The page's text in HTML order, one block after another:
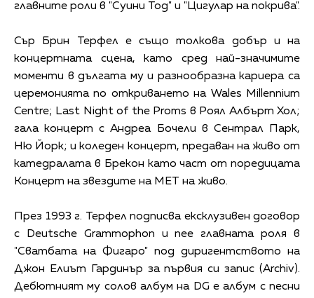
главните роли в "Суини Тод" и "Цигулар на покрива".
Сър Брин Терфел е също толкова добър и на
концертната сцена, като сред най-значимите
моменти в дългата му и разнообразна кариера са
церемонията по откриването на Wales Millennium
Centre; Last Night of the Proms в Роял Албърт Хол;
гала концерт с Андреа Бочели в Сентрал Парк,
Ню Йорк; и коледен концерт, предаван на живо от
катедралата в Брекон като част от поредицата
Концерт на звездите на МЕТ на живо.
През 1993 г. Терфел подписва ексклузивен договор
с Deutsche Grammophon и пее главната роля в
"Сватбата на Фигаро" под диригентството на
Джон Елиът Гардинър за първия си запис (Archiv).
Дебютният му солов албум на DG е албум с песни